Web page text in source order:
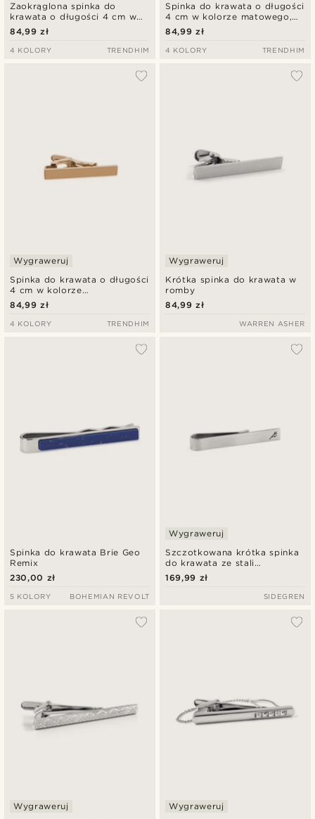
Zaokrąglona spinka do
krawata o długości 4 cm w
kolorze polerowanej czerni
84,99 zł
4 KOLORY TRENDHIM
Spinka do krawata o długości
4 cm w kolorze matowego,
różowego złota
84,99 zł
4 KOLORY TRENDHIM
Spinka do krawata o długości
4 cm w kolorze
polerowanego różowego
złota
Wygraweruj
84,99 zł
4 KOLORY TRENDHIM
Krótka spinka do krawata w
romby
Wygraweruj
84,99 zł
WARREN ASHER
Spinka do krawata Brie Geo
Remix
230,00 zł
5 KOLORY BOHEMIAN REVOLT
Szczotkowana krótka spinka
do krawata ze stali
nierdzewnej
Wygraweruj
169,99 zł
SIDEGREN
Wygraweruj Wygraweruj